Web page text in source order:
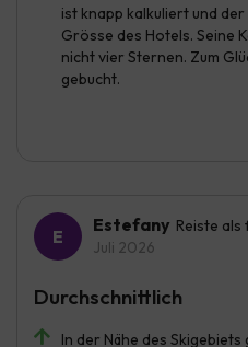
ist knapp kalkuliert und
Grösse des Hotels. Seine
nicht vier Sternen. Zum
gebucht.
Estefany Reiste als
Juli 2026
In der Nähe des
Durchschnittlich